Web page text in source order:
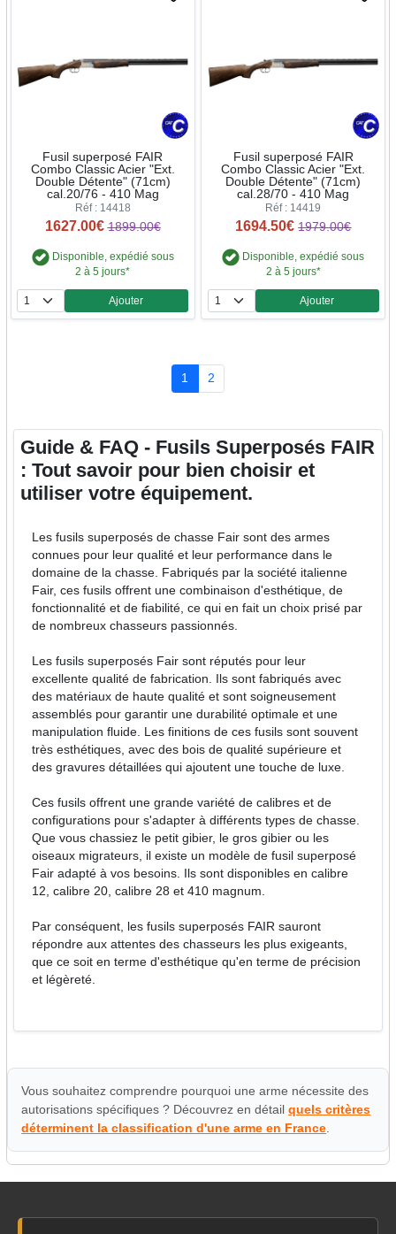
Fusil superposé FAIR
Combo Classic Acier "Ext.
Double Détente" (71cm)
cal.20/76 - 410 Mag
Réf : 14418
1627.00€ 1899.00€
Disponible, expédié sous
2 à 5 jours*
Quantité
Ajouter
Fusil superposé FAIR
Combo Classic Acier "Ext.
Double Détente" (71cm)
cal.28/70 - 410 Mag
Réf : 14419
1694.50€ 1979.00€
Disponible, expédié sous
2 à 5 jours*
Quantité
Ajouter
1 2
Guide & FAQ - Fusils Superposés FAIR
: Tout savoir pour bien choisir et
utiliser votre équipement.
Les fusils superposés de chasse Fair sont des armes
connues pour leur qualité et leur performance dans le
domaine de la chasse. Fabriqués par la société italienne
Fair, ces fusils offrent une combinaison d'esthétique, de
fonctionnalité et de fiabilité, ce qui en fait un choix prisé par
de nombreux chasseurs passionnés.
Les fusils superposés Fair sont réputés pour leur
excellente qualité de fabrication. Ils sont fabriqués avec
des matériaux de haute qualité et sont soigneusement
assemblés pour garantir une durabilité optimale et une
manipulation fluide. Les finitions de ces fusils sont souvent
très esthétiques, avec des bois de qualité supérieure et
des gravures détaillées qui ajoutent une touche de luxe.
Ces fusils offrent une grande variété de calibres et de
configurations pour s'adapter à différents types de chasse.
Que vous chassiez le petit gibier, le gros gibier ou les
oiseaux migrateurs, il existe un modèle de fusil superposé
Fair adapté à vos besoins. Ils sont disponibles en calibre
12, calibre 20, calibre 28 et 410 magnum.
Par conséquent, les fusils superposés FAIR sauront
répondre aux attentes des chasseurs les plus exigeants,
que ce soit en terme d'esthétique qu'en terme de précision
et légèreté.
Vous souhaitez comprendre pourquoi une arme nécessite des
autorisations spécifiques ? Découvrez en détailquels critères
déterminent la classification d'une arme en France.